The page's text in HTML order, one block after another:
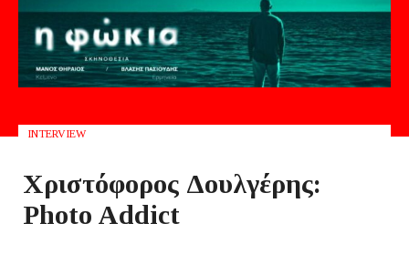
INTERVIEW
Χριστόφορος Δουλγέρης:
Photo Addict